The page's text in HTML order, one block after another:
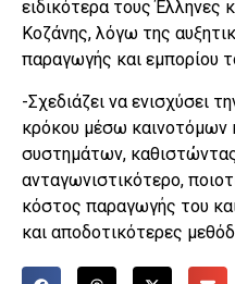
ειδικότερα τους
Κοζάνης, λόγω της
παραγωγής και εμπορίου
-Σχεδιάζει να ενισχύσει
κρόκου μέσω καινοτόμων
συστημάτων,
ανταγωνιστικότερο,
κόστος παραγωγής του
και αποδοτικότερες